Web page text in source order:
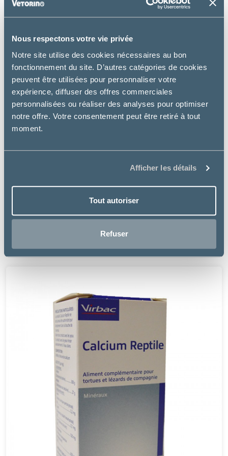
Nous respectons votre vie privée
Notre site utilise des cookies nécessaires au bon
fonctionnement du site. D’autres catégories de cookies
peuvent être utilisées pour personnaliser votre
expérience, diffuser des offres commerciales
personnalisées ou réaliser des analyses pour optimiser
notre offre. Votre consentement peut être retiré à tout
moment.
Afficher les détails
Tout autoriser
Refuser
Oxbow Animal Health
OXBOW CRITICAL CARE POUDRE
20.26€